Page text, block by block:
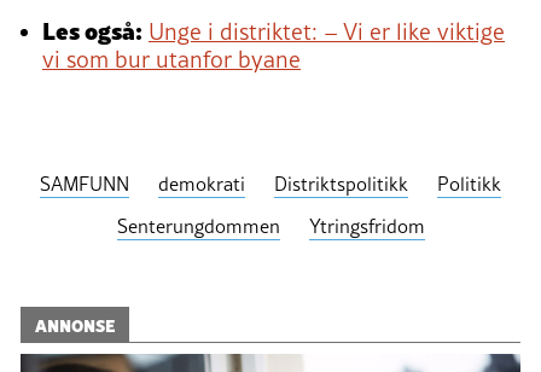
Les også: Unge i distriktet: – Vi er like viktige
vi som bur utanfor byane
SAMFUNN demokrati Distriktspolitikk
Politikk
Senterungdommen
Ytringsfridom
ANNONSE